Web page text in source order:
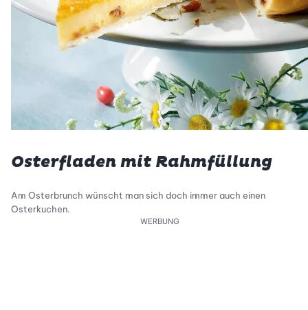
Osterfladen mit Rahmfüllung
Am Osterbrunch wünscht man sich doch immer auch einen
Osterkuchen.
WERBUNG